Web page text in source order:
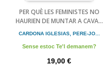
PER QUÈ LES FEMINISTES NO
HAURIEN DE MUNTAR A CAVA...
CARDONA IGLESIAS, PERE-JO...
Sense estoc Te'l demanem?
19,00 €